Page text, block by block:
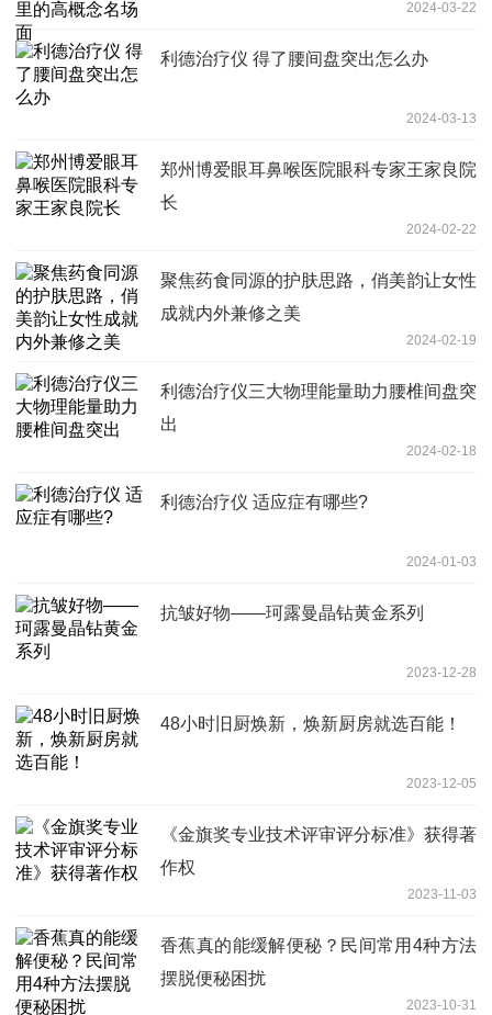
2024-03-22
利德治疗仪 得了腰间盘突出怎么办
2024-03-13
郑州博爱眼耳鼻喉医院眼科专家王家良院
长
2024-02-22
聚焦药食同源的护肤思路，俏美韵让女性
成就内外兼修之美
2024-02-19
利德治疗仪三大物理能量助力腰椎间盘突
出
2024-02-18
利德治疗仪 适应症有哪些?
2024-01-03
抗皱好物——珂露曼晶钻黄金系列
2023-12-28
48小时旧厨焕新，焕新厨房就选百能！
2023-12-05
《金旗奖专业技术评审评分标准》获得著
作权
2023-11-03
香蕉真的能缓解便秘？民间常用4种方法
摆脱便秘困扰
2023-10-31